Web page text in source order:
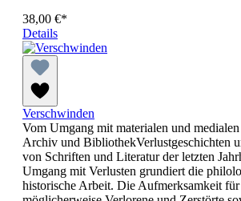
38,00 €*
Details
Verschwinden
Vom Umgang mit materialen und
Archiv und BibliothekVerlustgeschichten
von Schriften und Literatur der letzten
Umgang mit Verlusten grundiert die
historische Arbeit. Die Aufmerksamkeit für